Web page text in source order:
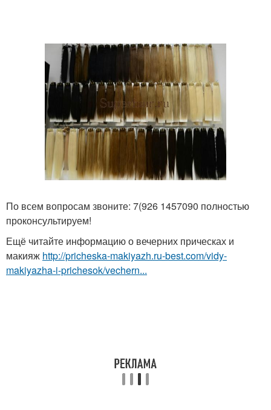
По всем вопросам звоните: 7(926 1457090 полностью
проконсультируем!
Ещё читайте информацию о вечерних прическах и
макияж http://pricheska-makiyazh.ru-best.com/vidy-
makiyazha-i-prichesok/vechern...